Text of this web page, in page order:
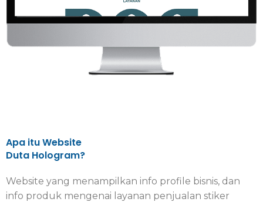
Apa itu Website
Duta Hologram?
Website yang menampilkan info profile bisnis, dan
info produk mengenai layanan penjualan stiker